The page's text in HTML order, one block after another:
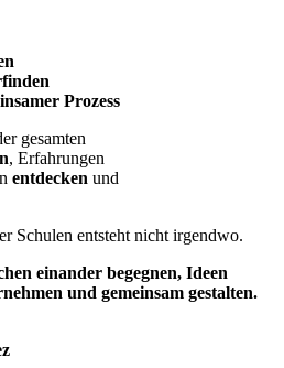
Prozess
gesamten
, Erfahrungen
entdecken und
Schulen entsteht nicht irgendwo.
einander begegnen, Ideen
und gemeinsam gestalten.